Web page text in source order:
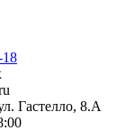
18
Гастелло, 8.А